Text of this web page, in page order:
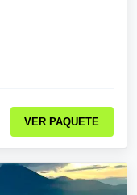
VER PAQUETE